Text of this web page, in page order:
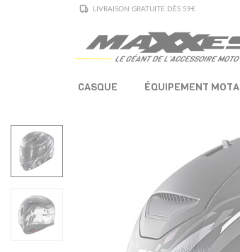
LIVRAISON GRATUITE DÈS 59€
CASQUE ÉQUIPEMENT